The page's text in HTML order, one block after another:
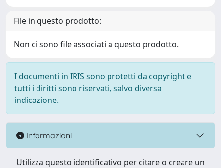
File in questo prodotto:
Non ci sono file associati a questo prodotto.
I documenti in IRIS sono protetti da copyright e
tutti i diritti sono riservati, salvo diversa
indicazione.
Informazioni
Utilizza questo identificativo per citare o creare un